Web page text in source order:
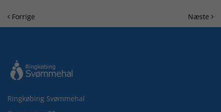
Forrige Næste
Ringkøbing Svømmehal